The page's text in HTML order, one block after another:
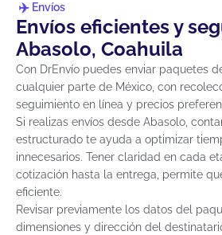
Envíos
Envíos eficientes y
Abasolo, Coahuila
Con DrEnvío puedes enviar paquetes
cualquier parte de México, con
seguimiento en línea y precios
Si realizas envíos desde Abasolo,
estructurado te ayuda a optimizar
innecesarios. Tener claridad en cada
cotización hasta la entrega, permite
eficiente.
Revisar previamente los datos del
dimensiones y dirección del